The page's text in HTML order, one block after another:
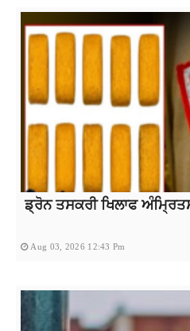
ਡ੍ਰੋਨ ਤਸਕਰੀ ਖਿਲਾਫ
Aug 03, 2026 12:43 Pm